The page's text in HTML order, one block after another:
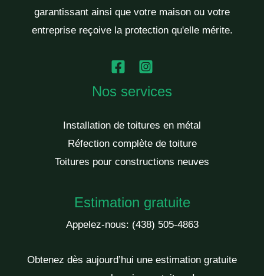
garantissant ainsi que votre maison ou votre
entreprise reçoive la protection qu'elle mérite.
Nos services
Installation de toitures en métal
Réfection complète de toiture
Toitures pour constructions neuves
Estimation gratuite
Appelez-nous: (438) 505-4863
Obtenez dès aujourd’hui une estimation gratuite